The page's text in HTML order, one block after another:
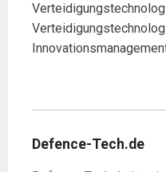
Defence-Tech.de